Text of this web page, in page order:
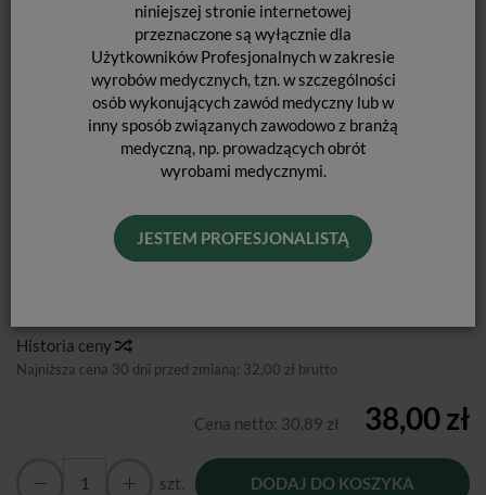
niniejszej stronie internetowej
przeznaczone są wyłącznie dla
Użytkowników Profesjonalnych w zakresie
wyrobów medycznych, tzn. w szczególności
osób wykonujących zawód medyczny lub w
inny sposób związanych zawodowo z branżą
medyczną, np. prowadzących obrót
wyrobami medycznymi.
JESTEM PROFESJONALISTĄ
FORMÓWKA BIAŁOSTOCKA 1-3 /
Historia ceny
Najniższa cena 30 dni przed zmianą: 32,00 zł brutto
Cena netto: 30,89 zł 38,00 zł
szt. DODAJ DO KOSZYKA